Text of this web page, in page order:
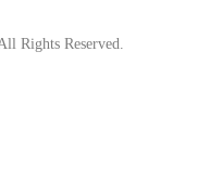
Rights Reserved.